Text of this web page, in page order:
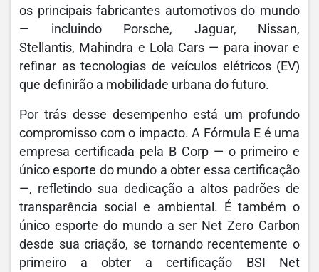
os principais fabricantes automotivos do mundo
— incluindo Porsche, Jaguar, Nissan,
Stellantis, Mahindra e Lola Cars — para inovar e
refinar as tecnologias de veículos elétricos (EV)
que definirão a mobilidade urbana do futuro.
Por trás desse desempenho está um profundo
compromisso com o impacto. A Fórmula E é uma
empresa certificada pela B Corp — o primeiro e
único esporte do mundo a obter essa certificação
—, refletindo sua dedicação a altos padrões de
transparência social e ambiental. É também o
único esporte do mundo a ser Net Zero Carbon
desde sua criação, se tornando recentemente o
primeiro a obter a certificação BSI Net